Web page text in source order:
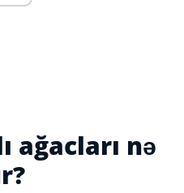
ağacları nə